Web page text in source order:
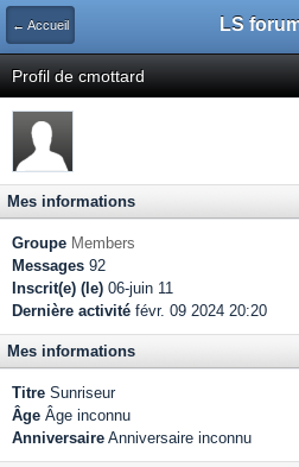
← Accueil LS
Profil de cmottard
Mes informations
Groupe Members
Messages 92
Inscrit(e) (le) 06-juin 11
Dernière activité févr. 09 2024 20:20
Mes informations
Titre Sunriseur
Âge Âge inconnu
Anniversaire Anniversaire inconnu